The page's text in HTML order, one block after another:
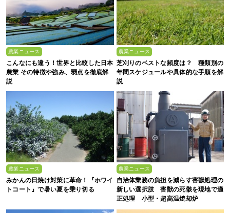
農業ニュース
こんなにも違う！世界と比較した日本
農業 その特徴や強み、弱点を徹底解
説
農業ニュース
芝刈りのベストな頻度は？ 種類別の
年間スケジュールや具体的な手順を解
説
農業ニュース
みかんの日焼け対策に革命！『ホワイ
トコート』で暑い夏を乗り切る
農業ニュース
自治体業務の負担を減らす害獣処理の
新しい選択肢 害獣の死骸を現地で適
正処理 小型・超高温焼却炉
『ACE0.5型』